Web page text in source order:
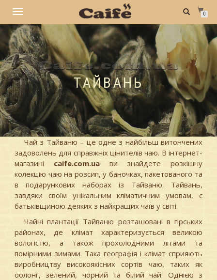
TOGGLE
0
ТАЙВАНЬ
Чай з Тайваню – це одне з найбільш витончених
задоволень для справжніх цінителів чаю. В інтернет-
магазині caife.com.uaви знайдете розкішну
колекцію чаю на розсип, у баночках, пакетованого та
в подарункових наборах із Тайваню. Тайвань,
завдяки своїм унікальним кліматичним умовам, є
батьківщиною деяких з найкращих чаїв у світі.
Чайні плантації Тайваню розташовані в гірських
районах, де клімат характеризується великою
вологістю, а також прохолодними літами та
помірними зимами. Така географія і клімат сприяють
виробництву високоякісних сортів чаю, таких як
оолонг, зелений, чорний та білий чай. Однією з